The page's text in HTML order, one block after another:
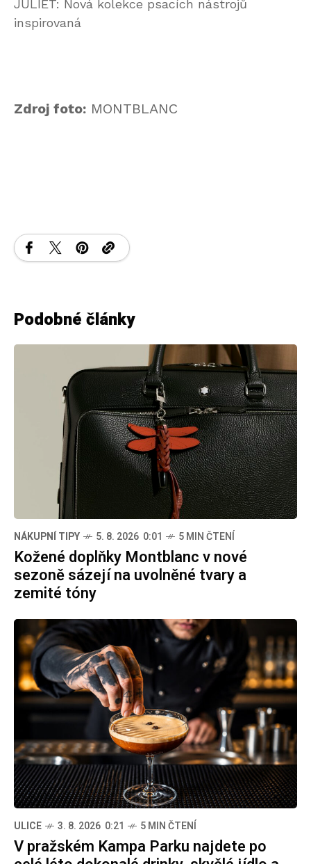
Zdroj foto: MONTBLANC
Podobné články
NÁKUPNÍ TIPY 5. 8. 2026 0:01 5 MIN ČTENÍ
Kožené doplňky Montblanc v nové
sezoně sázejí na uvolněné tvary a
zemité tóny
ULICE 3. 8. 2026 0:21 5 MIN ČTENÍ
V pražském Kampa Parku najdete po